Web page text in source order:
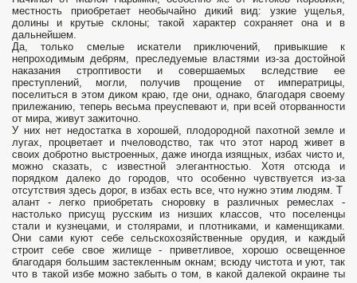
местность приобретает необычайно дикий вид: узкие ущелья,
долины и крутые склоны; такой характер сохраняет она и в
дальнейшем.
Да, только смелые искатели приключений, привыкшие к
непроходимым дебрям, преследуемые властями из-за достойной
наказания строптивости и совершаемых вследствие ее
преступлений, могли, получив прощение от императрицы,
поселиться в этом диком краю, где они, однако, благодаря своему
прилежанию, теперь весьма преуспевают и, при всей оторванности
от мира, живут зажиточно.
У них нет недостатка в хорошей, плодородной пахотной земле и
лугах, процветает и пчеловодство, так что этот народ живет в
своих добротно выстроенных, даже иногда изящных, избах чисто и,
можно сказать, с известной элегантностью. Хотя отсюда и
порядком далеко до городов, что особенно чувствуется из-за
отсутствия здесь дорог, в избах есть все, что нужно этим людям. Т
алант - легко приобретать сноровку в различных ремеслах -
настолько присущ русским из низших классов, что поселенцы
стали и кузнецами, и столярами, и плотниками, и каменщиками.
Они сами куют себе сельскохозяйственные орудия, и каждый
строит себе свое жилище - приветливое, хорошо освещенное
благодаря большим застекленным окнам; всюду чистота и уют, так
что в такой избе можно забыть о том, в какой далекой окраине ты